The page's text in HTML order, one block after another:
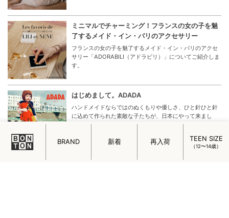
ミニマルでチャーミング！フランスの女の子を魅
了するメイド・イン・パリのアクセサリー
フランスの女の子を魅了するメイド・イン・パリのアクセ
サリー「ADORABILI（アドラビリ）」についてご紹介しま
す。
はじめまして。ADADA
ハンドメイドならではのぬくもりや優しさ、ひと針ひと針
に込めて作られた素敵な子たちが、日本にやって来まし
BRAND 新着 再入荷 TEEN SIZE
（12〜14歳）